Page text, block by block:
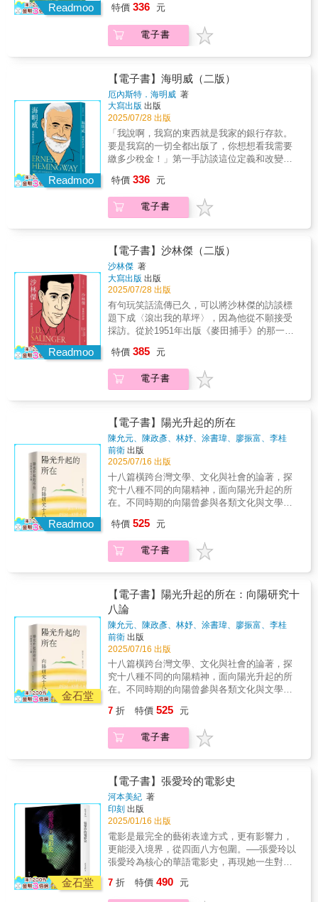
們大多出生於破產的仕紳階級，而他們如何叩
／問自我存在的意義，面對大時代的逆境與新
世紀的來臨？——郝譽翔
郁達夫、「短褲黨」蔣光慈三位文人的生命軌
行的眾多同道之人，盡力組織出這一代知識分
子駁雜、矛盾卻也自由非常的精神圖譜。我們
將目睹到——在青年覺醒的火炬點燃了五四運
了未來分歧的道路起點。這些歧路最終演化成
更大的分野——中與西、左與右、國與共，直
至最終的兩岸隔海相望。在時代的洪流中，每
個人都必須做出選擇，有些選擇或許使他們的
生命有如燦爛的煙火，在令人驚詫愕然之餘，
卻又在下一刻悵然它的短暫。即使如此倏忽即
逝，但這已是一條竭盡這個五四世代所能的、
家也同樣活在病毒橫行的年代之下，我好奇他
們大多出生於破產的仕紳階級，而他們如何叩
／問自我存在的意義，面對大時代的逆境與新
Readmoo
力跨越數個世代至今，無疑是全世界最受歡迎
的小說家。本書除了馬奎斯生前的最後一次訪
談，還收錄了小說家的初次訪談。此外還收錄
真愛與迷信的見解。對於馬奎斯的終生粉絲和
初次接觸大師作品的讀者來說，這是一本必不
可少的書。「我很期待某位《觀察家報》的報
童會看我的小說，這樣我就可以詢問他的心
得，我也很想知道司機、擦鞋匠還有彩券小販
是怎麼想的⋯⋯我相信一般百姓都會喜歡這部
小說⋯⋯這部小說會受大家歡迎，如此一來也
就證明當代小說可以與社會大眾心靈相通。」
——馬奎斯談第一本小說《枯枝敗葉》
特價 336 元
電子書
Readmoo
【電子書】海明威（二版）
厄內斯特．海明威 著
大寫出版 出版
2025/07/28 出版
「我說啊，我寫的東西就是我家的銀行存款。
要是我寫的一切全都出版了，你想想看我需要
繳多少稅金！」第一手訪談這位定義和改變美
人深省的作家快語！當採訪者問：你認為你的
藝術具有什麼功能？海明威說：我透過小說藝
術創造的，並非事實的再現，而是比任何真實
朽。海明威以風流、陽剛、熱愛冒險、享受生
活的公眾形象聞名，但在私生活上其實極為低
調，長年居住於哈瓦那郊區，遠離塵囂。在這
四篇採訪中，海明威難得突破心防，時而誠
懇、時而尖銳機智，對諸多話題侃侃而談，包
括生活、文學、藝術、同時代作家，以及他對
自身小說技藝的見解——「我透過小說藝術創
造的，並非事實的再現，而是比任何現實事物
都更為真實鮮活的東西。在這新鮮的東西誕生
特價 336 元
電子書
Readmoo
【電子書】沙林傑（二版）
沙林傑 著
大寫出版 出版
2025/07/28 出版
有句玩笑話流傳已久，可以將沙林傑的訪談標
題下成〈滾出我的草坪〉，因為他從不願接受
採訪。從於1951年出版《麥田捕手》的那一刻
逼人的記者跟踪。在這本與這位難以捉摸的文
學巨擘的罕見而深刻的邂逅中，沙林傑時而心
甘情願、時而勉強地討論了成名的衝擊，他的
作家對聚光燈的強烈抗拒，但又無力逃避它的
眩光。如果你是沙林傑粉絲，你會對這本書又
愛又恨。有關霍爾頓・考菲爾德，沒有更多可
說的了，再讀一遍。一切都在書中。——沙林
傑談《麥田捕手》
特價 385 元
電子書
Readmoo
【電子書】陽光升起的所在
陳允元、陳政彥、林妤、涂書瑋、廖振富、李桂
媚、陳鴻逸、葉衽榤、葉青青、張俐璇、楊宗翰、
蔡旻軒、黃崇軒、陳瀅州、彭正翔、呂美親、趙文
豪、楊敏夷著
前衛 出版
2025/07/16 出版
十八篇橫跨台灣文學、文化與社會的論著，探
究十八種不同的向陽精神，面向陽光升起的所
在。不同時期的向陽曾參與各類文化與文學活
與運動性。──廖振富／國立中興大學台灣文學
與跨國文化研究所兼任特聘教授在台語文學運
動還未興起時，《土地的歌》便出版，那可謂
立臺灣師範大學臺灣語文學系副教授向陽的寫
作肇始於詩，卻不囿限於詩，而是遍及散文、
論述、翻譯、兒童文學、時事評析等領域。──
楊宗翰／國立臺北教育大學語文與創作學系副
教授向陽不僅在現代詩創作繳出亮眼的成績，
以台語詩與十行詩聞名詩壇，在童詩領域亦有
相當豐碩之成果。──李桂媚／大葉大學華語中
心教師 國立臺北教育大學台灣文化研究所
名譽教授、第十屆國家文化藝術基金會董事長
林淇瀁，以「向陽」為筆名，長期耕耘台灣文
一位詩人，學生時期加入詩社，而後出版多本
詩集，主編詩刊、報刊。他不僅是一位詩人、
編輯者、學者，還是多產的散文家、兒童文學
緊地與台灣社會連繫在一起。在創作上，從二
二八、台灣農民運動、野百合學運、九二一大
地震與SARS，向陽透過詩作反映社會現實，並
帶有對台灣的關懷與愛；在編輯台上，他曾因
於戒嚴時期刊登政治色彩鮮明的作品，報刊遭
到查禁、本人被警總約談，卻仍不畏強權，讓
台灣的聲音在威權陰影下被看見、被聽
下來累積了在文學、文化與社會之間豐富而立
體的貢獻。 本書輯錄「陽光升起的所在：
特價 525 元
電子書
金石堂
【電子書】陽光升起的所在：向陽研究十
八論
陳允元、陳政彥、林妤、涂書瑋、廖振富、李桂
媚、陳鴻逸、葉衽榤、葉青青、張俐璇、楊宗翰、
蔡旻軒、黃崇軒、陳瀅州、彭正翔、呂美親、趙文
豪、楊敏夷著
前衛 出版
2025/07/16 出版
十八篇橫跨台灣文學、文化與社會的論著，探
究十八種不同的向陽精神，面向陽光升起的所
在。不同時期的向陽曾參與各類文化與文學活
與運動性。──廖振富／國立中興大學台灣文學
與跨國文化研究所兼任特聘教授在台語文學運
動還未興起時，《土地的歌》便出版，那可謂
立臺灣師範大學臺灣語文學系副教授向陽的寫
作肇始於詩，卻不囿限於詩，而是遍及散文、
論述、翻譯、兒童文學、時事評析等領域。──
楊宗翰／國立臺北教育大學語文與創作學系副
教授向陽不僅在現代詩創作繳出亮眼的成績，
以台語詩與十行詩聞名詩壇，在童詩領域亦有
相當豐碩之成果。──李桂媚／大葉大學華語中
心教師 國立臺北教育大學台灣文化研究所
名譽教授、第十屆國家文化藝術基金會董事長
7 折 特價 525 元
電子書
金石堂
【電子書】張愛玲的電影史
河本美紀 著
印刻 出版
2025/01/16 出版
電影是最完全的藝術表達方式，更有影響力，
更能浸入境界，從四面八方包圍。──張愛玲以
張愛玲為核心的華語電影史，再現她一生對電
十多部電影劇本。張愛玲的劇本比小說更通俗
7 折 特價 490 元